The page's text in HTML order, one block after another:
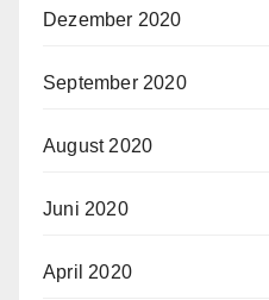
Dezember 2020
September 2020
August 2020
Juni 2020
April 2020